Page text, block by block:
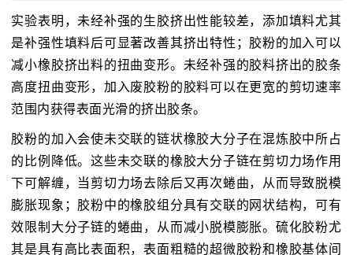
实验表明，未经补强的生胶挤出性能较差，添加填料尤其
是补强性填料后可显著改善其挤出特性；胶粉的加入可以
减小橡胶挤出料的扭曲变形。未经补强的胶料挤出的胶条
高度扭曲变形，加入废胶粉的胶料可以在更宽的剪切速率
范围内获得表面光滑的挤出胶条。
胶粉的加入会使未交联的链状橡胶大分子在混炼胶中所占
的比例降低。这些未交联的橡胶大分子链在剪切力场作用
下可解缠，当剪切力场去除后又再次蜷曲，从而导致脱模
膨胀现象；胶粉中的橡胶组分具有交联的网状结构，可有
效限制大分子链的蜷曲，从而减小脱模膨胀。硫化胶粉尤
其是具有高比表面积，表面粗糙的超微胶粉和橡胶基体间